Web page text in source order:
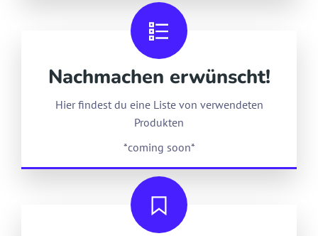
Nachmachen erwünscht!
Hier findest du eine Liste von verwendeten
Produkten
*coming soon*